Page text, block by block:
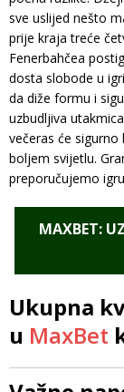
sve uslijed nešto
prije kraja treće
Fenerbahčea
dosta slobode u
da diže formu i
uzbudljiva
večeras će
boljem svijetlu.
preporučujemo
MAXBET:
Ukupna
u MaxBet